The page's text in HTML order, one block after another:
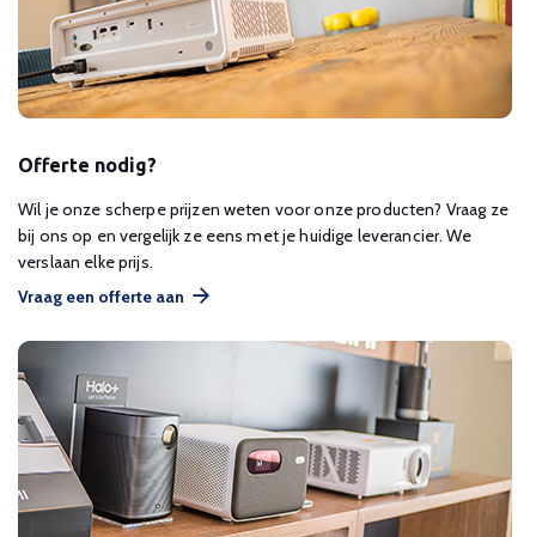
Offerte nodig?
Wil je onze scherpe prijzen weten voor onze producten? Vraag ze
bij ons op en vergelijk ze eens met je huidige leverancier. We
verslaan elke prijs.
Vraag een offerte aan